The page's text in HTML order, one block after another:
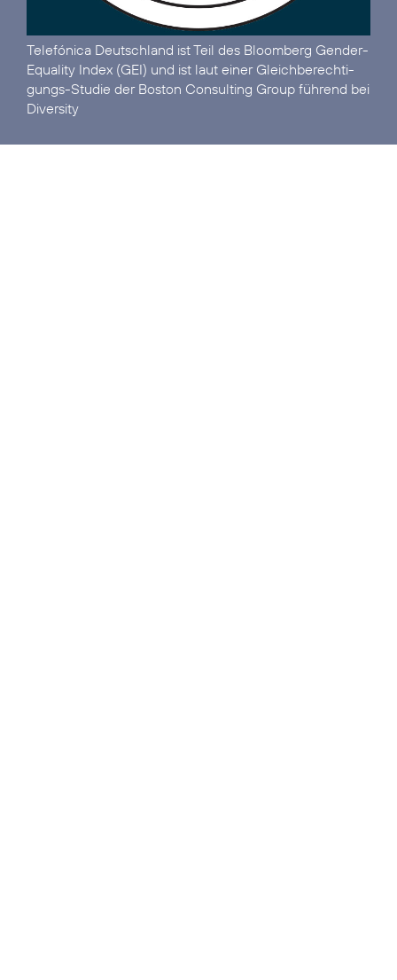
Telefónica Deutschland istTeil des Bloomberg Gender-
Equality Index (GEI) und ist laut einer Gleich­berechti­
gungs-Studie der Boston Consulting Group führend bei
Diversity